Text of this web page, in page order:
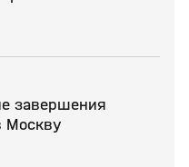
завершения
Москву